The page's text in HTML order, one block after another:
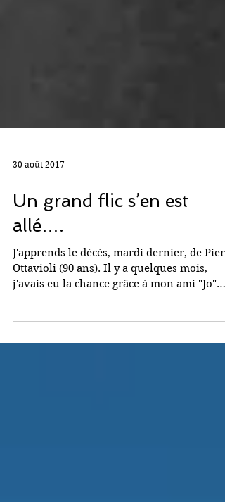
Un grand flic s’en est
allé….
J'apprends le décès, mardi dernier, de
Ottavioli (90 ans). Il y a quelques mois,
Querry...